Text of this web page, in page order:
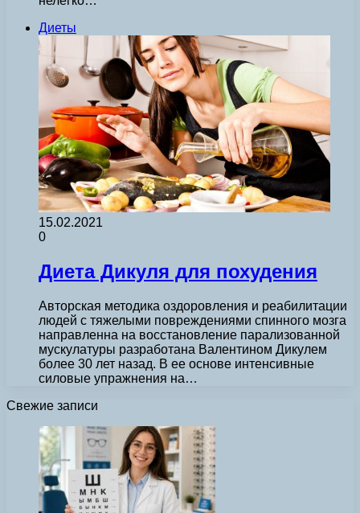
Диеты
15.02.2021
0
Диета Дикуля для похудения
Авторская методика оздоровления и реабилитации
людей с тяжелыми повреждениями спинного мозга
направленна на восстановление парализованной
мускулатуры разработана Валентином Дикулем
более 30 лет назад. В ее основе интенсивные
силовые упражнения на…
Свежие записи